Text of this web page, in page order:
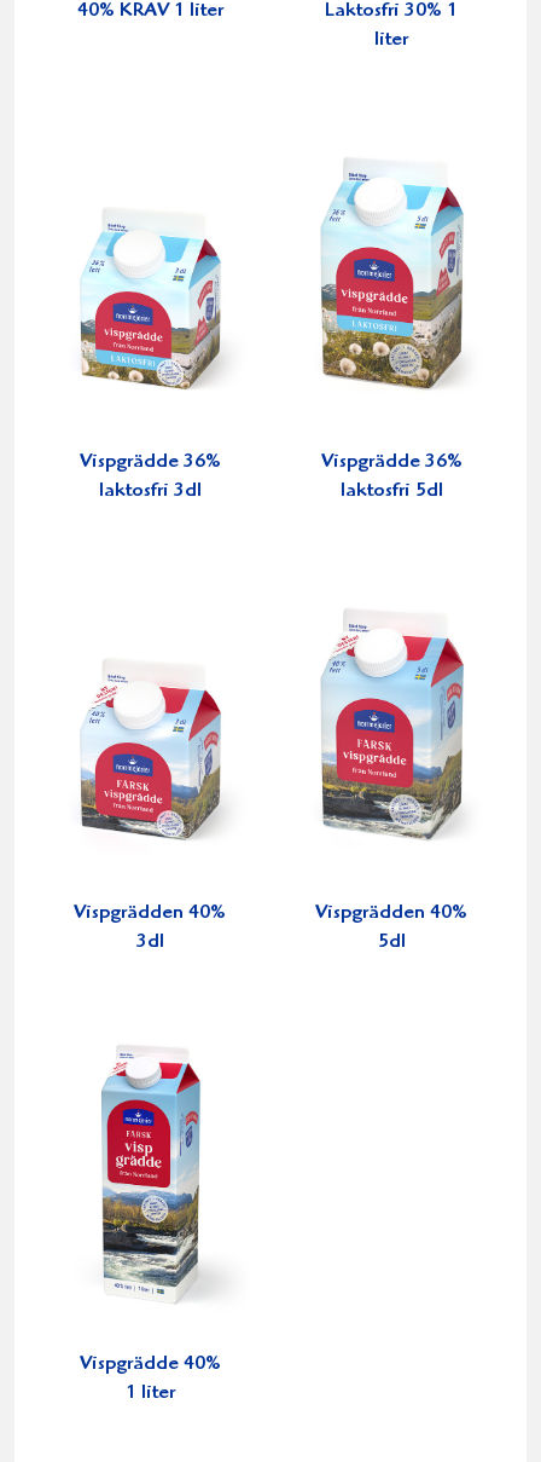
40% KRAV 1 liter
Laktosfri 30% 1
liter
Vispgrädde 36%
laktosfri 3dl
Vispgrädde 36%
laktosfri 5dl
Vispgrädden 40%
3dl
Vispgrädden 40%
5dl
Vispgrädde 40%
1 liter